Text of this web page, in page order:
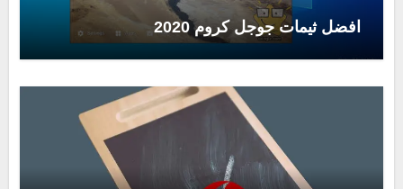
افضل ثيمات جوجل كروم 2020